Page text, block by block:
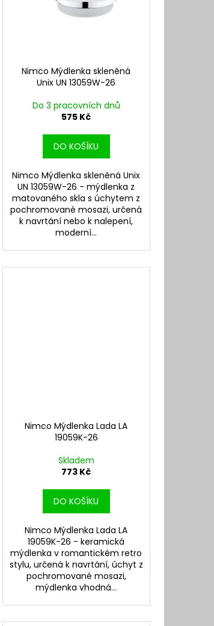
Nimco Mýdlenka skleněná
Unix UN 13059W-26
Do 3 pracovních dnů
575 Kč
DO KOŠÍKU
Nimco Mýdlenka skleněná Unix
UN 13059W-26 - mýdlenka z
matovaného skla s úchytem z
pochromované mosazi, určená
k navrtání nebo k nalepení,
moderní...
Nimco Mýdlenka Lada LA
19059K-26
Skladem
773 Kč
DO KOŠÍKU
Nimco Mýdlenka Lada LA
19059K-26 - keramická
mýdlenka v romantickém retro
stylu, určená k navrtání, úchyt z
pochromované mosazi,
mýdlenka vhodná...